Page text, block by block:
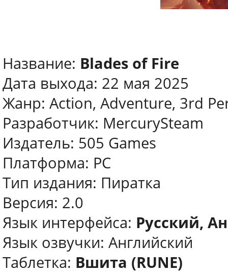
Название: Blades of Fire
Дата выхода: 22 мая 2025
Жанр: Action, Adventure, 3rd
Разработчик: MercurySteam
Издатель: 505 Games
Платформа: PC
Тип издания: Пиратка
Версия: 2.0
Язык интерфейса: Русский,
Язык озвучки: Английский
Таблетка: Вшита (RUNE)